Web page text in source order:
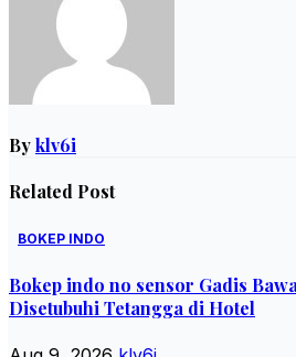
Byklv6i
Related Post
BOKEP INDO
Bokep indo no sensor Gadis
Disetubuhi Tetangga di Hotel